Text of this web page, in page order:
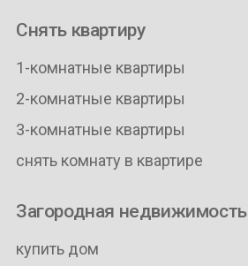
Снять квартиру
1-комнатные квартиры
2-комнатные квартиры
3-комнатные квартиры
снять комнату в квартире
Загородная недвижимость
купить дом